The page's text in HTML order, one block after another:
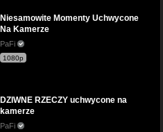
Niesamowite Momenty Uchwycone
Na Kamerze
PaFi
1080p
DZIWNE RZECZY uchwycone na
kamerze
PaFi